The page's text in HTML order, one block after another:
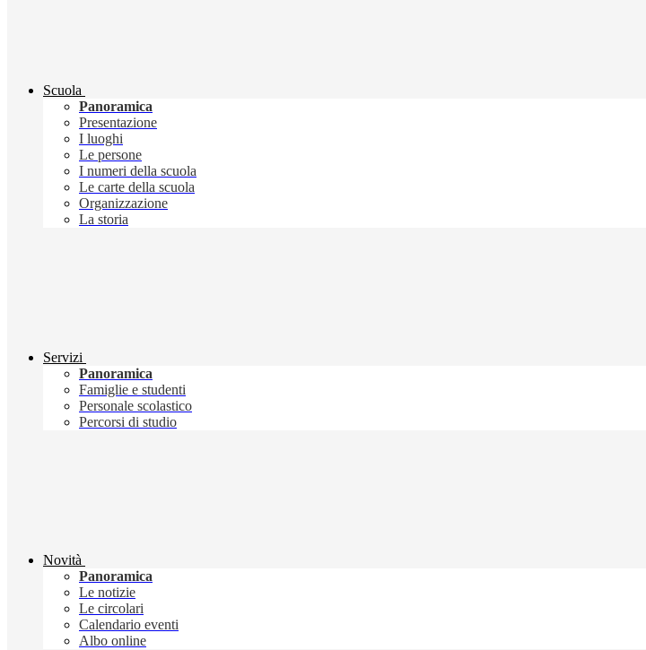
Scuola
Panoramica
Presentazione
I luoghi
Le persone
I numeri della scuola
Le carte della scuola
Organizzazione
La storia
Servizi
Panoramica
Famiglie e studenti
Personale scolastico
Percorsi di studio
Novità
Panoramica
Le notizie
Le circolari
Calendario eventi
Albo online